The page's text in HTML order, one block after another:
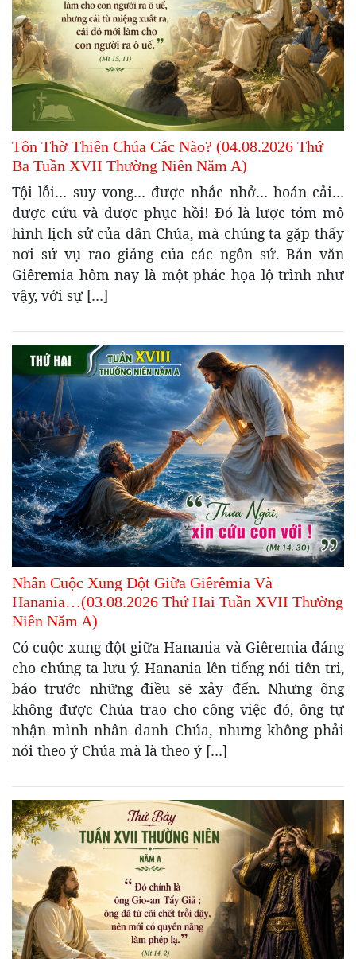
Tôn Thờ Thiên Chúa Các Nào? (04.08.2026 Thứ
Ba Tuần XVII Thường Niên Năm A)
Tội lỗi… suy vong… được nhắc nhở… hoán cải…
được cứu và được phục hồi! Đó là lược tóm mô
hình lịch sử của dân Chúa, mà chúng ta gặp thấy
nơi sứ vụ rao giảng của các ngôn sứ. Bản văn
Giêremia hôm nay là một phác họa lộ trình như
vậy, với sự […]
Nhân Cuộc Xung Đột Giữa Giêrêmia Và
Hanania…(03.08.2026 Thứ Hai Tuần XVII Thường
Niên Năm A)
Có cuộc xung đột giữa Hanania và Giêremia đáng
cho chúng ta lưu ý. Hanania lên tiếng nói tiên tri,
báo trước những điều sẽ xảy đến. Nhưng ông
không được Chúa trao cho công việc đó, ông tự
nhận mình nhân danh Chúa, nhưng không phải
nói theo ý Chúa mà là theo ý […]